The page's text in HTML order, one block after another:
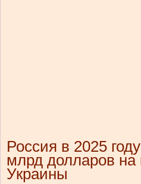
Россия в 2025
млрд долларов на
Украины